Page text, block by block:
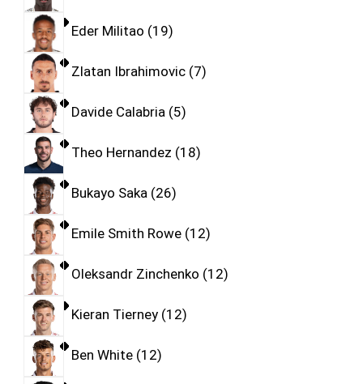
Eder Militao 19
Zlatan Ibrahimovic 7
Davide Calabria 5
Theo Hernandez 18
Bukayo Saka 26
Emile Smith Rowe 12
Oleksandr Zinchenko 12
Kieran Tierney 12
Ben White 12